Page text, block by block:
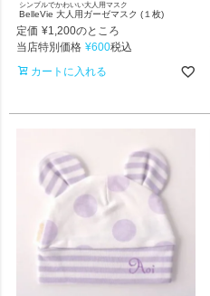
シンプルでかわいい大人用マスク
BelleVie 大人用ガーゼマスク (１枚)
定価 ¥1,200のところ
当店特別価格 ¥600税込
カートに入れる